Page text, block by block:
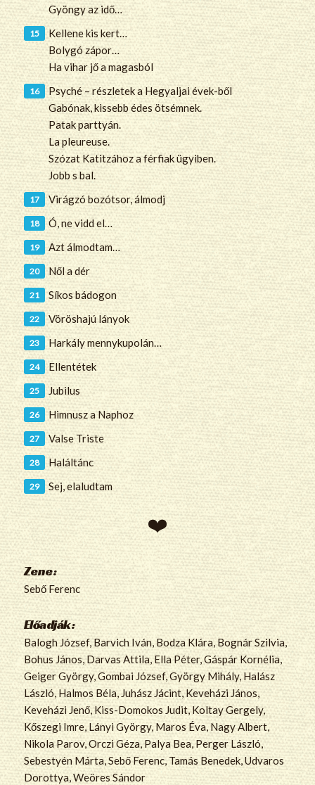
Gyöngy az idő…
Kellene kis kert…
Bolygó zápor…
Ha vihar jő a magasból
Psyché – részletek a Hegyaljai évek-ből
Gabónak, kissebb édes ötsémnek.
Patak parttyán.
La pleureuse.
Szózat Katitzához a férfiak ügyiben.
Jobb s bal.
Virágzó bozótsor, álmodj
Ó, ne vidd el…
Azt álmodtam…
Nől a dér
Síkos bádogon
Vöröshajú lányok
Harkály mennykupolán…
Ellentétek
Jubilus
Himnusz a Naphoz
Valse Triste
Haláltánc
Sej, elaludtam
Zene:
Sebő Ferenc
Előadják:
Balogh József, Barvich Iván, Bodza Klára, Bognár Szilvia,
Bohus János, Darvas Attila, Ella Péter, Gáspár Kornélia,
Geiger György, Gombai József, György Mihály, Halász
László, Halmos Béla, Juhász Jácint, Keveházi János,
Keveházi Jenő, Kiss-Domokos Judit, Koltay Gergely,
Kőszegi Imre, Lányi György, Maros Éva, Nagy Albert,
Nikola Parov, Orczi Géza, Palya Bea, Perger László,
Sebestyén Márta, Sebő Ferenc, Tamás Benedek, Udvaros
Dorottya, Weöres Sándor